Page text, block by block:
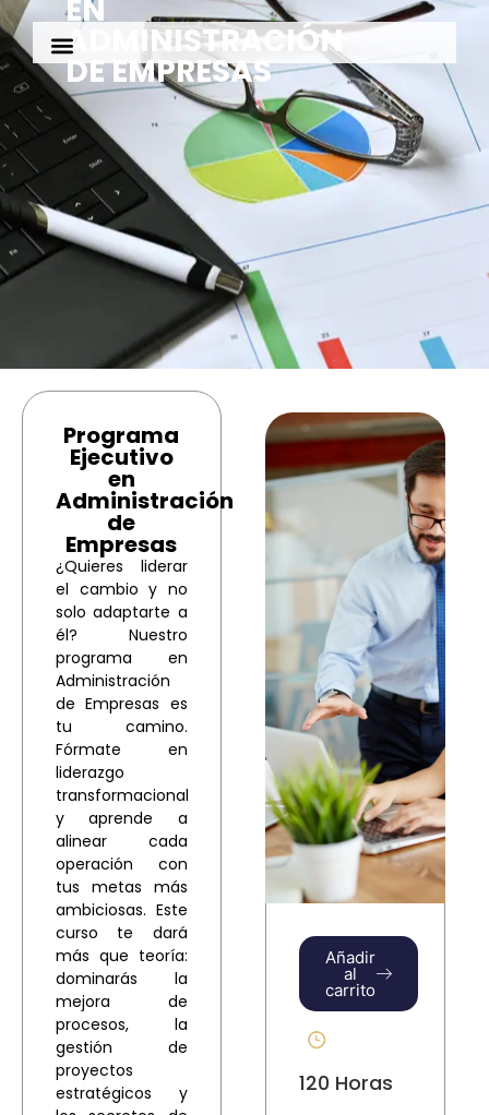
EN
ADMINISTRACIÓN
DE EMPRESAS
Programa
Ejecutivo
en
Administración
de
Empresas
¿Quieres liderar
el cambio y no
solo adaptarte a
él? Nuestro
programa en
Administración
de Empresas es
tu camino.
Fórmate en
liderazgo
transformacional
y aprende a
alinear cada
operación con
tus metas más
ambiciosas. Este
curso te dará
más que teoría:
dominarás la
mejora de
procesos, la
gestión de
proyectos
estratégicos y
Añadir
al
carrito
120 Horas